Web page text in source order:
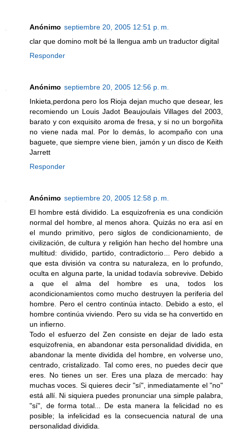
Anónimo septiembre 20, 2005 12:51 p. m.
clar que domino molt bé la llengua amb un traductor digital
Responder
Anónimo septiembre 20, 2005 12:56 p. m.
Inkieta,perdona pero los Rioja dejan mucho que desear, les
recomiendo un Louis Jadot Beaujoulais Villages del 2003,
barato y con exquisito aroma de fresa, y si no un borgoñita
no viene nada mal. Por lo demás, lo acompaño con una
baguete, que siempre viene bien, jamón y un disco de Keith
Jarrett
Responder
Anónimo septiembre 20, 2005 12:58 p. m.
El hombre está dividido. La esquizofrenia es una condición
normal del hombre, al menos ahora. Quizás no era así en
el mundo primitivo, pero siglos de condicionamiento, de
civilización, de cultura y religión han hecho del hombre una
multitud: dividido, partido, contradictorio... Pero debido a
que esta división va contra su naturaleza, en lo profundo,
oculta en alguna parte, la unidad todavía sobrevive. Debido
a que el alma del hombre es una, todos los
acondicionamientos como mucho destruyen la periferia del
hombre. Pero el centro continúa intacto. Debido a esto, el
hombre continúa viviendo. Pero su vida se ha convertido en
un infierno.
Todo el esfuerzo del Zen consiste en dejar de lado esta
esquizofrenia, en abandonar esta personalidad dividida, en
abandonar la mente dividida del hombre, en volverse uno,
centrado, cristalizado. Tal como eres, no puedes decir que
eres. No tienes un ser. Eres una plaza de mercado: hay
muchas voces. Si quieres decir "sí", inmediatamente el "no"
está allí. Ni siquiera puedes pronunciar una simple palabra,
"sí", de forma total... De esta manera la felicidad no es
posible; la infelicidad es la consecuencia natural de una
personalidad dividida.